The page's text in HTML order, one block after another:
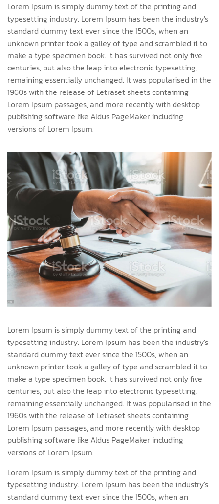
Lorem Ipsum is simplydummytext of the printing and
typesetting industry. Lorem Ipsum has been the industry's
standard dummy text ever since the 1500s, when an
unknown printer took a galley of type and scrambled it to
make a type specimen book. It has survived not only five
centuries, but also the leap into electronic typesetting,
remaining essentially unchanged. It was popularised in the
1960s with the release of Letraset sheets containing
Lorem Ipsum passages, and more recently with desktop
publishing software like Aldus PageMaker including
versions of Lorem Ipsum.
Lorem Ipsum is simply dummy text of the printing and
typesetting industry. Lorem Ipsum has been the industry's
standard dummy text ever since the 1500s, when an
unknown printer took a galley of type and scrambled it to
make a type specimen book. It has survived not only five
centuries, but also the leap into electronic typesetting,
remaining essentially unchanged. It was popularised in the
1960s with the release of Letraset sheets containing
Lorem Ipsum passages, and more recently with desktop
publishing software like Aldus PageMaker including
versions of Lorem Ipsum.
Lorem Ipsum is simply dummy text of the printing and
typesetting industry. Lorem Ipsum has been the industry's
standard dummy text ever since the 1500s, when an